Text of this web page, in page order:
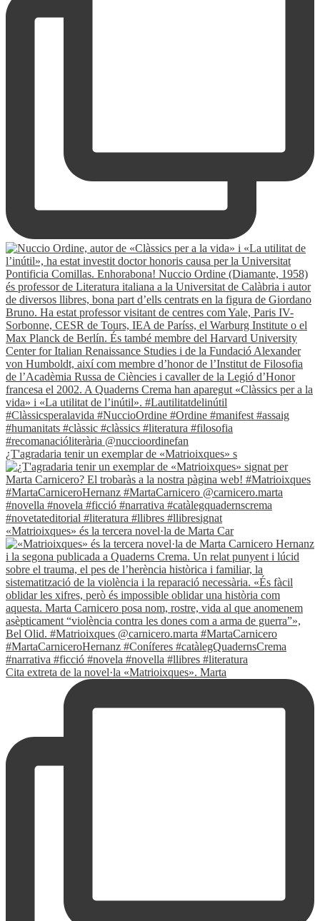
¿T'agradaria tenir un exemplar de «Matrioixques» s
«Matrioixques» és la tercera novel·la de Marta Car
Cita extreta de la novel·la «Matrioixques». Marta